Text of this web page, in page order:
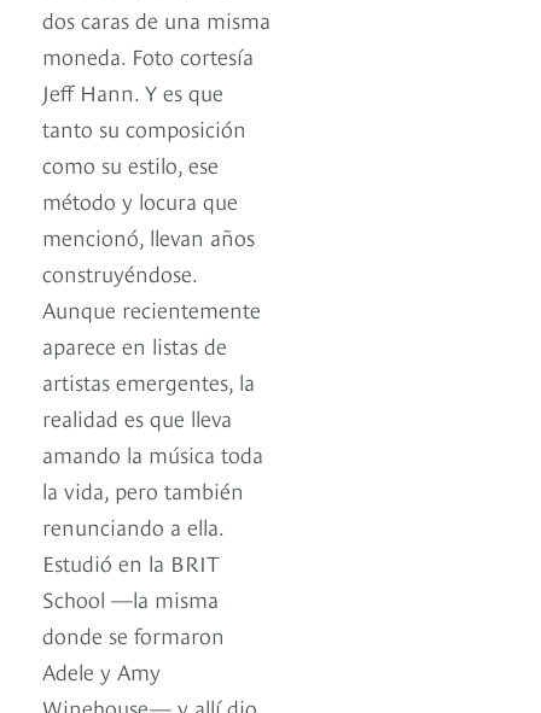
dos caras de una misma
moneda. Foto cortesía
Jeff Hann. Y es que
tanto su composición
como su estilo, ese
método y locura que
mencionó, llevan años
construyéndose.
Aunque recientemente
aparece en listas de
artistas emergentes, la
realidad es que lleva
amando la música toda
la vida, pero también
renunciando a ella.
Estudió en la BRIT
School —la misma
donde se formaron
Adele y Amy
Winehouse— y allí dio